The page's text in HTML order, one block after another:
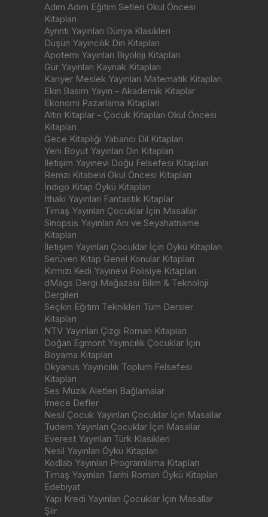
Adım Adım Eğitim Setleri Okul Öncesi
Kitapları
Ayrıntı Yayınları Dünya Klasikleri
Düşün Yayıncılık Din Kitapları
Apotemi Yayınları Biyoloji Kitapları
Gür Yayınları Kaynak Kitapları
Kariyer Meslek Yayınları Matematik Kitapları
Ekin Basım Yayın - Akademik Kitaplar
Ekonomi Pazarlama Kitapları
Altın Kitaplar - Çocuk Kitapları Okul Öncesi
Kitapları
Gece Kitaplığı Yabancı Dil Kitapları
Yeni Boyut Yayınları Din Kitapları
İletişim Yayınevi Doğu Felsefesi Kitapları
Remzi Kitabevi Okul Öncesi Kitapları
İndigo Kitap Öykü Kitapları
İthaki Yayınları Fantastik Kitaplar
Timaş Yayınları Çocuklar İçin Masallar
Sinopsis Yayınları Anı ve Seyahatname
Kitapları
İletişim Yayınları Çocuklar İçin Öykü Kitapları
Serüven Kitap Genel Konular Kitapları
Kırmızı Kedi Yayınevi Polisiye Kitapları
dMags Dergi Mağazası Bilim & Teknoloji
Dergileri
Seçkin Eğitim Teknikleri Tüm Dersler
Kitapları
NTV Yayınları Çizgi Roman Kitapları
Doğan Egmont Yayıncılık Çocuklar İçin
Boyama Kitapları
Okyanus Yayıncılık Toplum Felsefesi
Kitapları
Ses Müzik Aletleri Bağlamalar
İmece Defler
Nesil Çocuk Yayınları Çocuklar İçin Masallar
Tudem Yayınları Çocuklar İçin Masallar
Everest Yayınları Türk Klasikleri
Nesil Yayınları Öykü Kitapları
Kodlab Yayınları Programlama Kitapları
Timaş Yayınları Tarihi Roman Öykü Kitapları
Edebiyat
Yapı Kredi Yayınları Çocuklar İçin Masallar
Şiir